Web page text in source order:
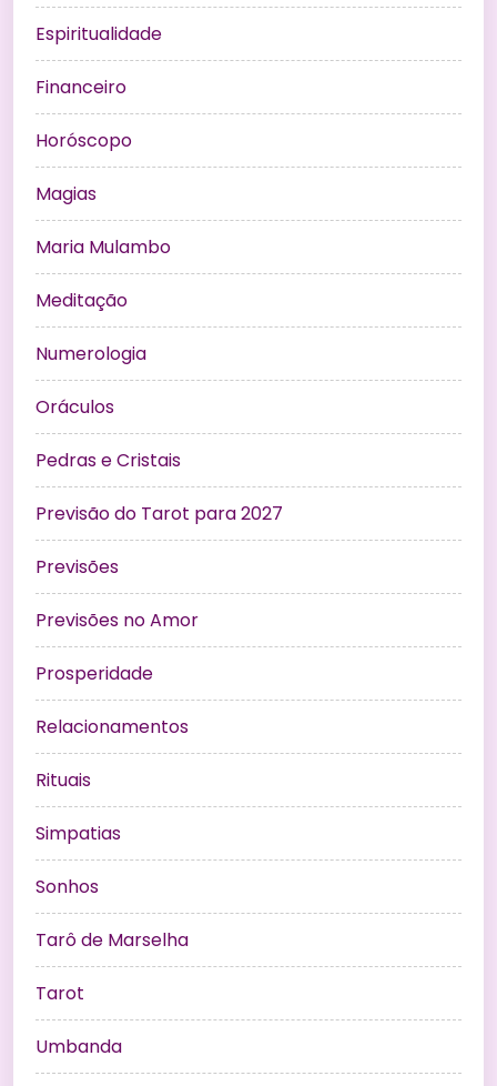
Espiritualidade
Financeiro
Horóscopo
Magias
Maria Mulambo
Meditação
Numerologia
Oráculos
Pedras e Cristais
Previsão do Tarot para 2027
Previsões
Previsões no Amor
Prosperidade
Relacionamentos
Rituais
Simpatias
Sonhos
Tarô de Marselha
Tarot
Umbanda